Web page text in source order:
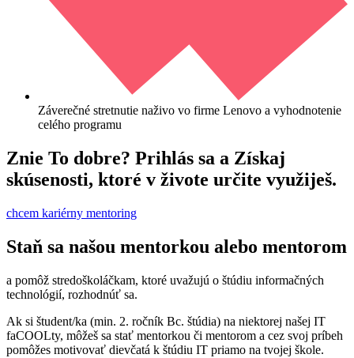
Záverečné stretnutie naživo vo firme Lenovo a vyhodnotenie
celého programu
Znie To dobre? Prihlás sa a Získaj
skúsenosti, ktoré v živote určite využiješ.
chcem kariérny mentoring
Staň sa našou mentorkou alebo mentorom
a pomôž stredoškoláčkam, ktoré uvažujú o štúdiu informačných
technológií, rozhodnúť sa.
Ak si študent/ka (min. 2. ročník Bc. štúdia) na niektorej našej IT
faCOOLty, môžeš sa stať mentorkou či mentorom a cez svoj príbeh
pomôžes motivovať dievčatá k štúdiu IT priamo na tvojej škole.